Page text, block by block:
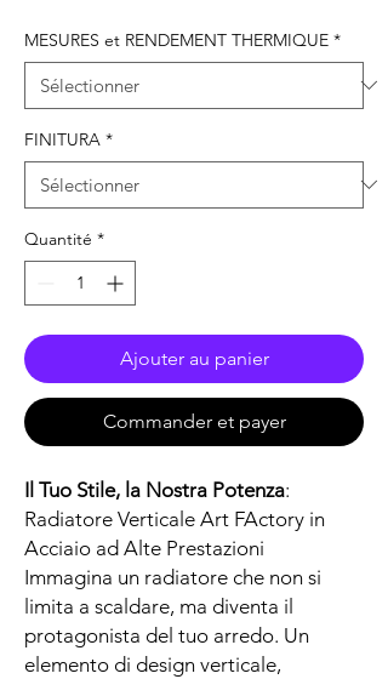
MESURES et RENDEMENT THERMIQUE *
FINITURA *
Quantité *
Ajouter au panier
Commander et payer
Il Tuo Stile, la Nostra Potenza:
Radiatore Verticale Art FActory in
Acciaio ad Alte Prestazioni
Immagina un radiatore che non si
limita a scaldare, ma diventa il
protagonista del tuo arredo. Un
elemento di design verticale,